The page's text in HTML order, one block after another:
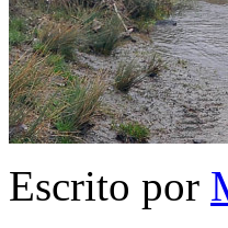
Escrito por